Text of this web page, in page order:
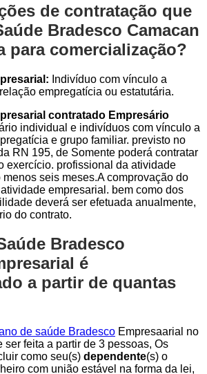
de contratação que
Bradesco Camacan
para comercialização?
Indivíduo com vínculo a
empregatícia ou estatutária.
contratado Empresário
individual e indivíduos com vínculo a
e grupo familiar. previsto no
RN 195, de Somente poderá contratar
exercício. profissional da atividade
seis meses.A comprovação do
empresarial. bem como dos
deverá ser efetuada anualmente,
do contrato.
Bradesco
é
a partir de quantas
de saúde Bradesco Empresaarial no
ser feita a partir de 3 pessoas, Os
como seu(s) dependente(s) o
com união estável na forma da lei,